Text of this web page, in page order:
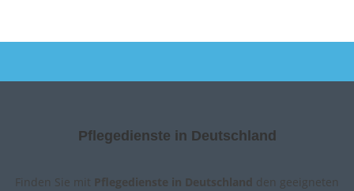
Pflegedienste in Deutschland
Finden Sie mit Pflegedienste in Deutschland den geeigneten